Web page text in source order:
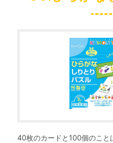
40枚のカードと100個のこと